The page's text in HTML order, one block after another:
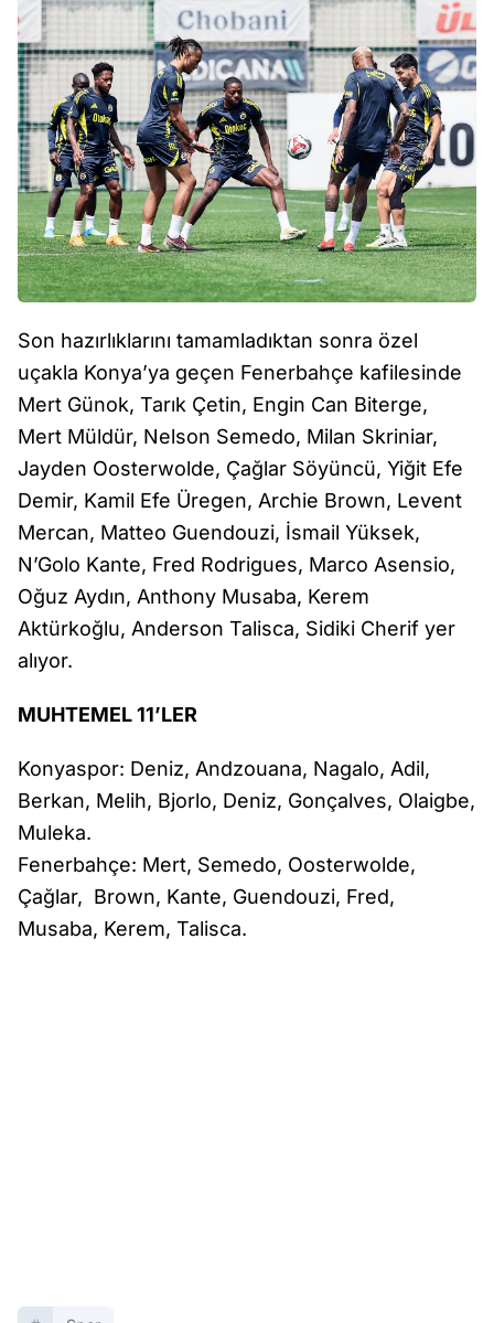
Son hazırlıklarını tamamladıktan sonra özel
uçakla Konya’ya geçen Fenerbahçe kafilesinde
Mert Günok, Tarık Çetin, Engin Can Biterge,
Mert Müldür, Nelson Semedo, Milan Skriniar,
Jayden Oosterwolde, Çağlar Söyüncü, Yiğit Efe
Demir, Kamil Efe Üregen, Archie Brown, Levent
Mercan, Matteo Guendouzi, İsmail Yüksek,
N’Golo Kante, Fred Rodrigues, Marco Asensio,
Oğuz Aydın, Anthony Musaba, Kerem
Aktürkoğlu, Anderson Talisca, Sidiki Cherif yer
alıyor.
MUHTEMEL 11’LER
Konyaspor: Deniz, Andzouana, Nagalo, Adil,
Berkan, Melih, Bjorlo, Deniz, Gonçalves, Olaigbe,
Muleka.
Fenerbahçe: Mert, Semedo, Oosterwolde,
Çağlar, Brown, Kante, Guendouzi, Fred,
Musaba, Kerem, Talisca.